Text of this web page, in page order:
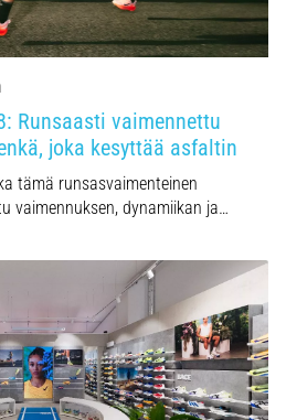
Runsaasti vaimennettu
joka kesyttää asfaltin
tämä runsasvaimenteinen
vaimennuksen, dynamiikan ja…